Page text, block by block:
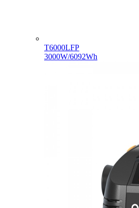
T6000LFP
3000W/6092Wh